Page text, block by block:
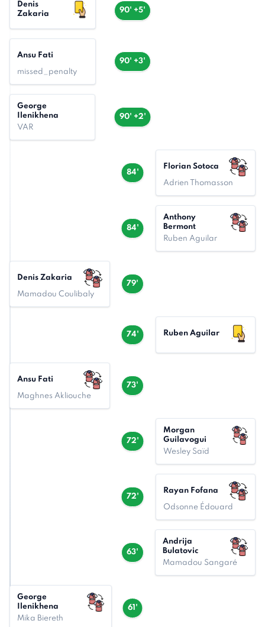
90' +5'
Denis
Zakaria
90' +3'
Ansu Fati
missed_penalty
90' +2'
George
Ilenikhena
VAR
84'
Florian Sotoca
Adrien Thomasson
84'
Anthony
Bermont
Ruben Aguilar
79'
Denis Zakaria
Mamadou Coulibaly
74' Ruben Aguilar
73'
Ansu Fati
Maghnes Akliouche
72'
Morgan
Guilavogui
Wesley Saïd
72'
Rayan Fofana
Odsonne Édouard
63'
Andrija
Bulatovic
Mamadou Sangaré
61'
George
Ilenikhena
Mika Biereth